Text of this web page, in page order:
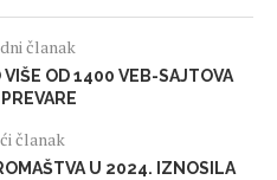
članak
OD 1400 VEB-SAJTOVA
članak
U 2024. IZNOSILA